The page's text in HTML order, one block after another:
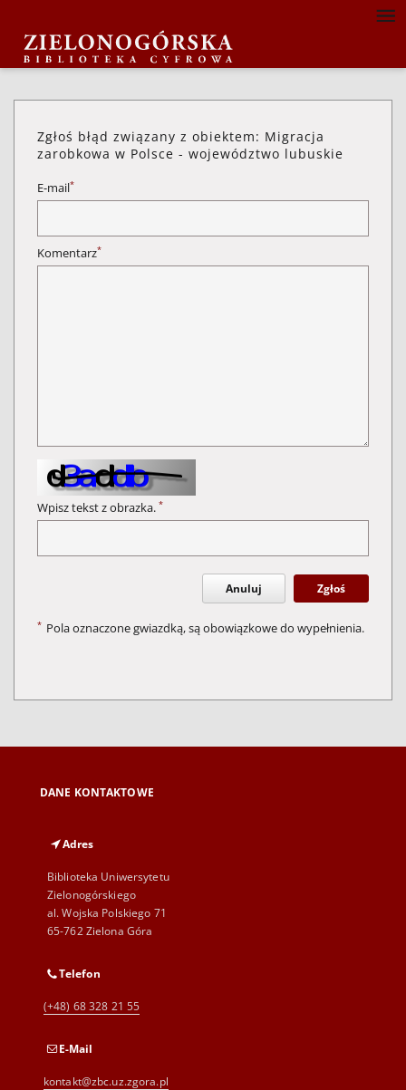
Zgłoś błąd związany z obiektem: Migracja
zarobkowa w Polsce - województwo lubuskie
E-mail*
Komentarz*
Wpisz tekst z obrazka. *
Anuluj Zgłoś
* Pola oznaczone gwiazdką, są obowiązkowe do wypełnienia.
DANE KONTAKTOWE
Adres
Biblioteka Uniwersytetu
Zielonogórskiego
al. Wojska Polskiego 71
65-762 Zielona Góra
Telefon
(+48) 68 328 21 55
E-Mail
kontakt@zbc.uz.zgora.pl